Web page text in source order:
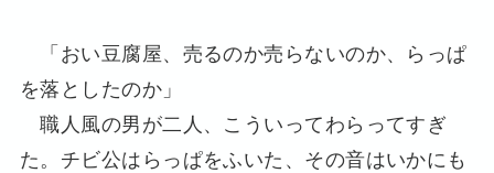
「おい豆腐屋、売るのか売らないのか、らっぱ
を落としたのか」
職人風の男が二人、こういってわらってすぎ
た。チビ公はらっぱをふいた、その音はいかにも